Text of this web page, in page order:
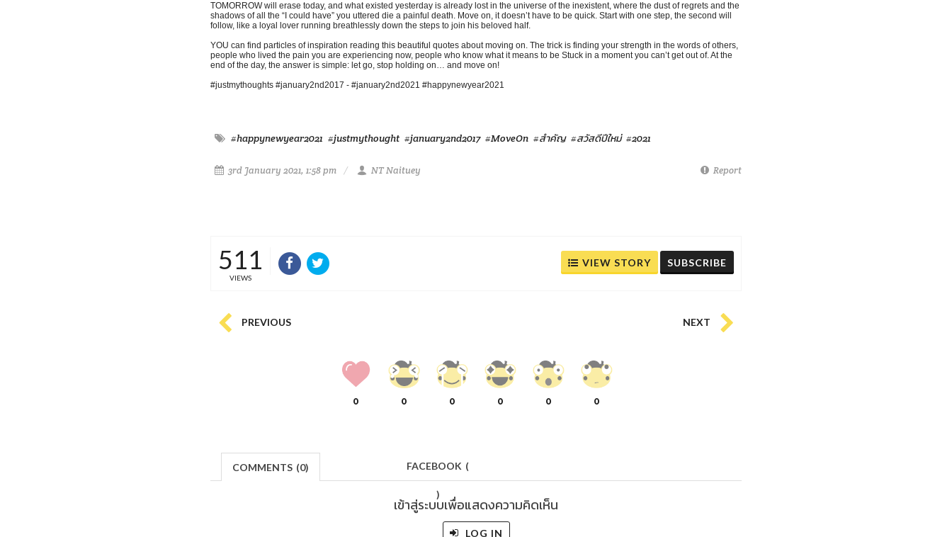
TOMORROW will erase today, and what existed yesterday is already lost in the universe of the inexistent, where the dust of regrets and the
shadows of all the “I could have” you uttered die a painful death. Move on, it doesn’t have to be quick. Start with one step, the second will
follow, like a loyal lover running breathlessly down the steps to join his beloved half.
YOU can find particles of inspiration reading this beautiful quotes about moving on. The trick is finding your strength in the words of others,
people who lived the pain you are experiencing now, people who know what it means to be Stuck in a moment you can’t get out of. At the
end of the day, the answer is simple: let go, stop holding on… and move on!
#justmythoughts #january2nd2017 - #january2nd2021 #happynewyear2021
#happynewyear2021 #justmythought #january2nd2017 #MoveOn #สำคัญ #สวัสดีปีใหม่ #2021
3rd January 2021, 1:58 pm NT Naituey Report
511
VIEWS
VIEW STORY SUBSCRIBE
PREVIOUS NEXT
0 0 0 0 0 0
COMMENTS (0) FACEBOOK (
)
เข้าสู่ระบบเพื่อแสดงความคิดเห็น
LOG IN